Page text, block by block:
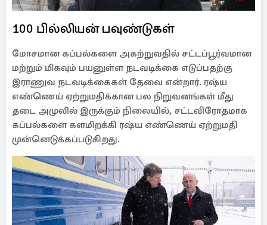
100 பில்லியன் பவுண்டுகள்
மோசமான கப்பல்களை அகற்றுவதில் சட்டப்பூர்வமான
மற்றும் மிகவும் பயனுள்ள நடவடிக்கை எடுப்பதற்கு
இராணுவ நடவடிக்கைகள் தேவை என்றார். ரஷ்ய
எண்ணெய் ஏற்றுமதிக்கான பல நிறுவனங்கள் மீது
தடை அமுலில் இருக்கும் நிலையில், சட்டவிரோதமாக
கப்பல்களை களமிறக்கி ரஷ்ய எண்ணெய் ஏற்றுமதி
முன்னெடுக்கப்படுகிறது.